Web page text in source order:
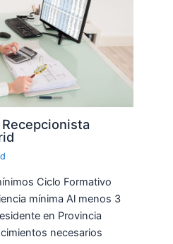
Ciclo Formativo
mínima Al menos 3
en Provincia
necesarios